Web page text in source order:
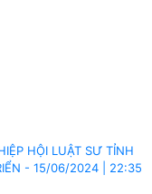
HỘI LUẬT SƯ TỈNH
- 15/06/2024 | 22:35